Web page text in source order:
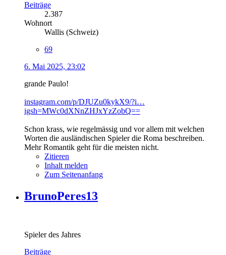
Beiträge
2.387
Wohnort
Wallis (Schweiz)
69
6. Mai 2025, 23:02
grande Paulo!
instagram.com/p/DJUZu0kykX9/?i…
igsh=MWc0dXNnZHJxYzZobQ==
Schon krass, wie regelmässig und vor allem mit welchen
Worten die ausländischen Spieler die Roma beschreiben.
Mehr Romantik geht für die meisten nicht.
Zitieren
Inhalt melden
Zum Seitenanfang
BrunoPeres13
Spieler des Jahres
Beiträge